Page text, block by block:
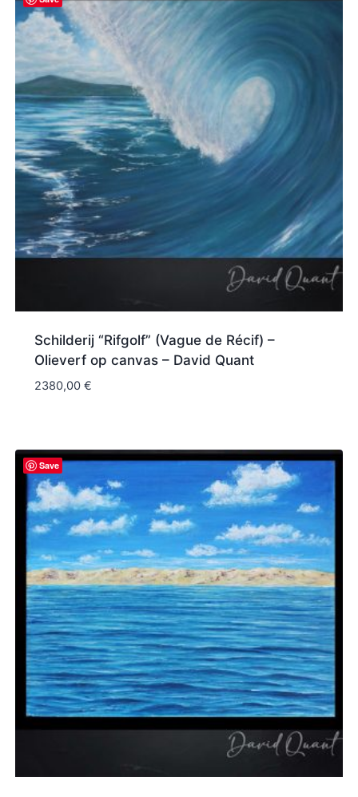
Schilderij “Rifgolf” (Vague de Récif) –
Olieverf op canvas – David Quant
2380,00€
Save